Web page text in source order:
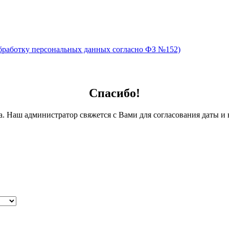
персональных данных согласно ФЗ №152)
Спасибо!
Наш администратор свяжется с Вами для согласования даты